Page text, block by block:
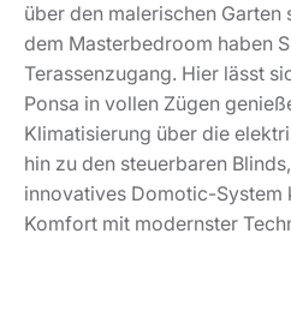
über den malerischen Garten
dem Masterbedroom haben
Terassenzugang. Hier lässt
Ponsa in vollen Zügen
Klimatisierung über die
hin zu den steuerbaren
innovatives Domotic-
Komfort mit modernster